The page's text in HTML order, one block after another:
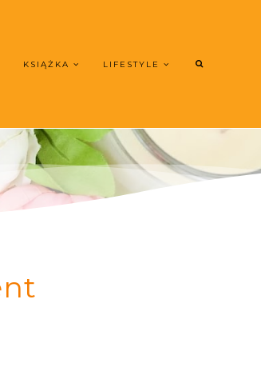
KSIĄŻKA LIFESTYLE